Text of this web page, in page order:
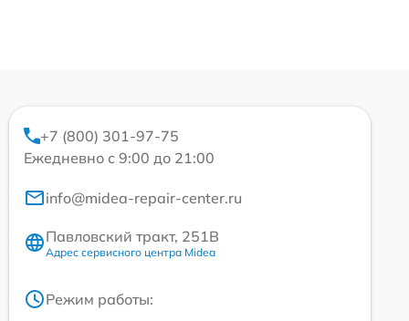
+7 (800) 301-97-75
Ежедневно с 9:00 до 21:00
info@midea-repair-center.ru
Павловский тракт, 251В
Адрес сервисного центра Midea
Режим работы: